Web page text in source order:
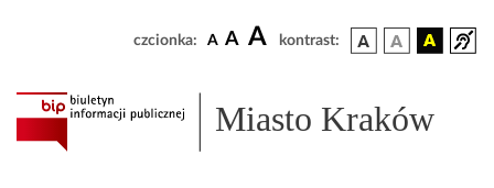
czcionka: A A A kontrast:
Miasto Kraków